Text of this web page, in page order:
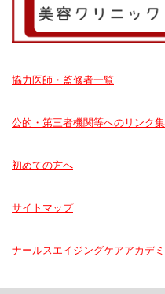
協力医師・監修者一覧
公的・第三者機関等へのリンク集
初めての方へ
サイトマップ
ナールスエイジングケアアカデ